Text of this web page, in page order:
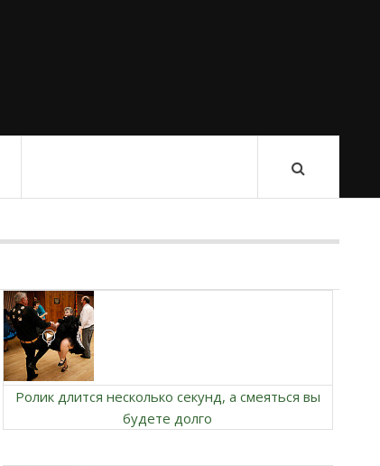
Ролик длится несколько секунд, а смеяться вы
будете долго